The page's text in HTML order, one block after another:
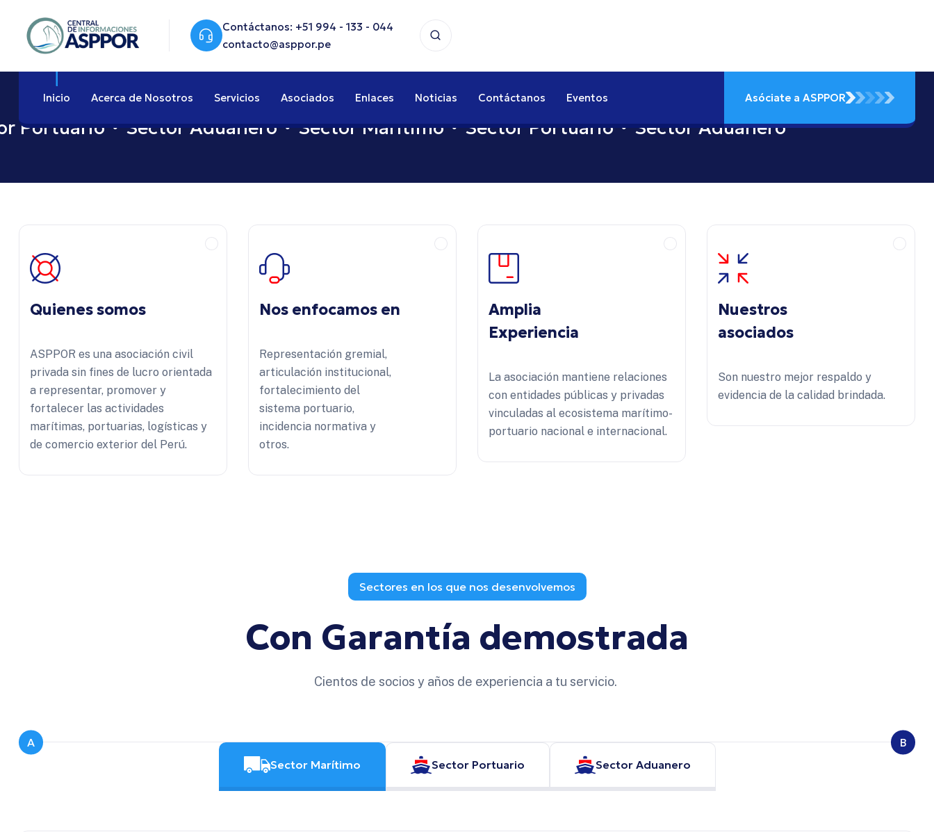
Contáctanos: +51 994 - 133 - 044
contacto@asppor.pe
Inicio Acerca de Nosotros Servicios Asociados Enlaces Noticias Contáctanos Eventos Asóciate a ASPPOR
Sector Aduanero Sector Marítimo Sector Portuario Sector Aduanero
Quienes somos
ASPPOR es una asociación civil
privada sin fines de lucro orientada
a representar, promover y
fortalecer las actividades
marítimas, portuarias, logísticas y
de comercio exterior del Perú.
Nos enfocamos en
Representación gremial,
articulación institucional,
fortalecimiento del
sistema portuario,
incidencia normativa y
otros.
Amplia
Experiencia
La asociación mantiene relaciones
con entidades públicas y privadas
vinculadas al ecosistema marítimo-
portuario nacional e internacional.
Nuestros
asociados
Son nuestro mejor respaldo y
evidencia de la calidad brindada.
Sectores en los que nos desenvolvemos
Con Garantía demostrada
Cientos de socios y años de experiencia a tu servicio.
A
B
Sector Marítimo
Sector Portuario Sector Aduanero